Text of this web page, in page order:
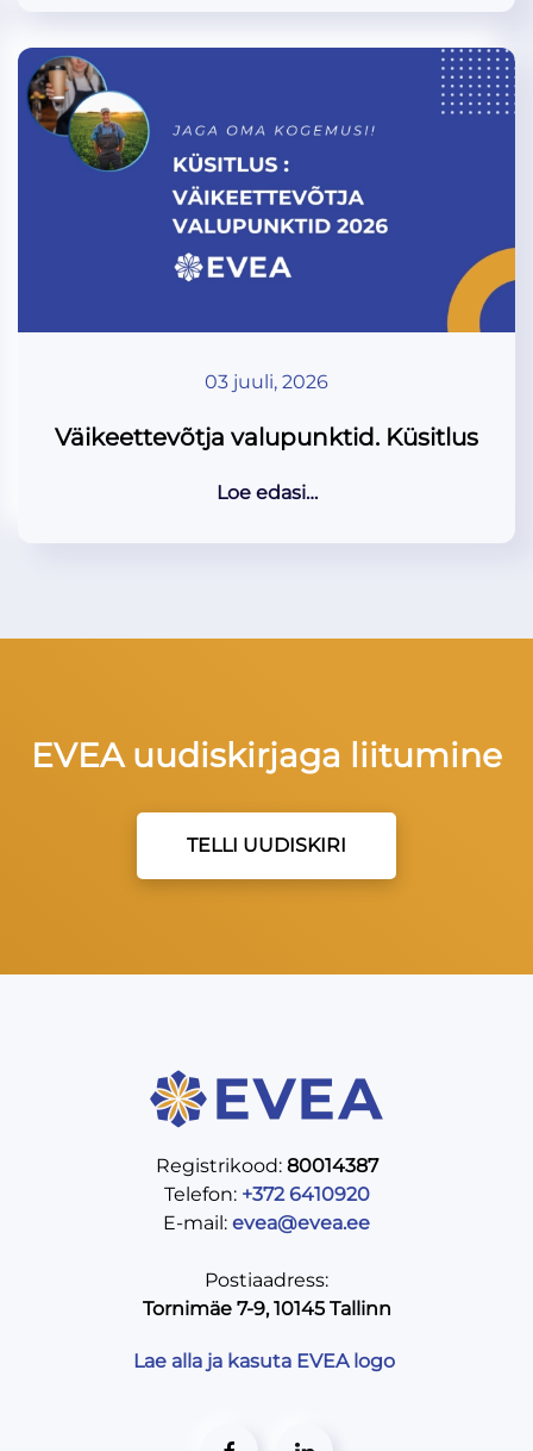
03 juuli, 2026
Väikeettevõtja valupunktid. Küsitlus
Loe edasi…
EVEA uudiskirjaga liitumine
TELLI UUDISKIRI
Registrikood: 80014387
Telefon: +372 6410920
E-mail: evea@evea.ee
Postiaadress:
Tornimäe 7-9, 10145 Tallinn
Lae alla ja kasuta EVEA logo